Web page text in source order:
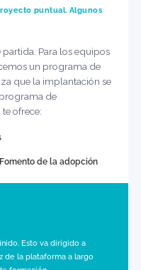
de
proyecto puntual. Algunos
de partida. Para los equipos
un programa de
que la implantación